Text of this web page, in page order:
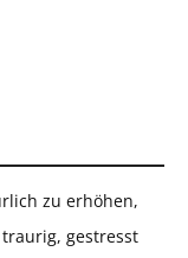
zu erhöhen,
gestresst